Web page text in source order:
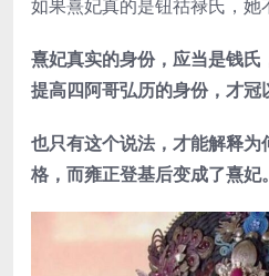
如果熹妃真的是钮祜禄氏，她
熹妃真实的身份，应当是钱
提高四阿哥弘历的身份，才冠
也只有这个说法，才能解释
格，而雍正登基后变成了熹妃。